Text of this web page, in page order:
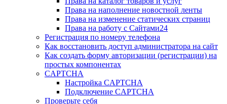
Права на наполнение новостной ленты
Права на изменение статических страниц
Права на работу с Сайтами24
Регистрация по номеру телефона
Как восстановить доступ администратора на сайт
Как создать форму авторизации (регистрации) на
простых компонентах
CAPTCHA
Настройка CAPTCHA
Подключение CAPTCHA
Проверьте себя